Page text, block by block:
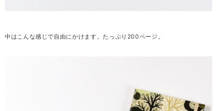
中はこんな感じで自由にかけます。たっぷり200ページ。